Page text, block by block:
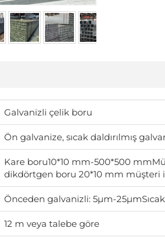
Galvanizli çelik boru
Ön galvanize, sıcak daldırılmış
Kare boru10*10 mm-500*500
dikdörtgen boru 20*10 mm müşteri
Önceden galvanizli: 5μm-
12 m veya talebe göre